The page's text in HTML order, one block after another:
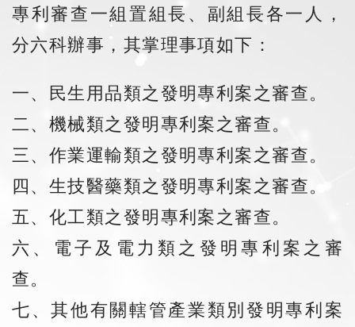
專利審查一組置組長、副組長各一人，
分六科辦事，其掌理事項如下：
一、民生用品類之發明專利案之審查。
二、機械類之發明專利案之審查。
三、作業運輸類之發明專利案之審查。
四、生技醫藥類之發明專利案之審查。
五、化工類之發明專利案之審查。
六、電子及電力類之發明專利案之審
查。
七、其他有關轄管產業類別發明專利案